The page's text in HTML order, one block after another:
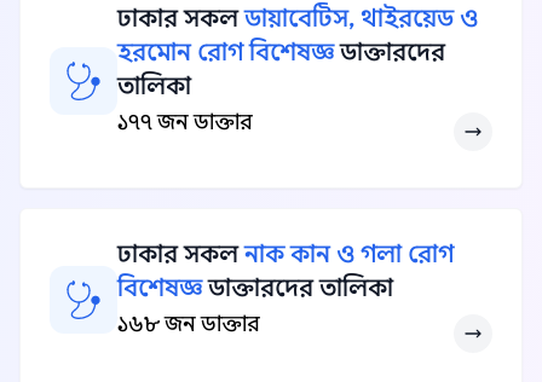
ঢাকার সকলডায়াবেটিস, থাইরয়েড ও
হরমোন রোগ বিশেষজ্ঞডাক্তারদের
তালিকা
১৭৭ জন ডাক্তার
ঢাকার সকলনাক কান ও গলা রোগ
বিশেষজ্ঞডাক্তারদের তালিকা
১৬৮ জন ডাক্তার